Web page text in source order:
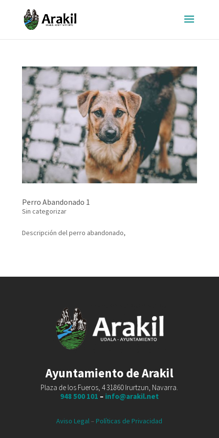
Perro Abandonado 1
Sin categorizar
Descripción del perro abandonado,
Ayuntamiento de Arakil
Plaza de los Fueros, 4 31860 Irurtzun, Navarra.
948 500 101 – info@arakil.net
Aviso Legal– Políticas de Privacidad